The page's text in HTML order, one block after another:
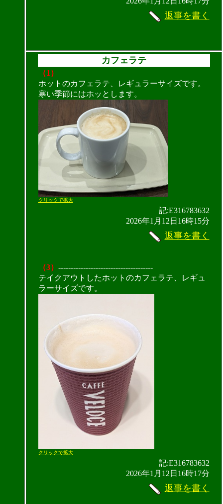
返事を書く
カフェラテ
（1）
ホットのカフェラテ、レギュラーサイズです。
寒い季節にはホッとします。
クリックで拡大
記:E316783632
2026年1月12日16時15分
返事を書く
（3） --------------------------------------
テイクアウトしたホットのカフェラテ、レギュ
ラーサイズです。
クリックで拡大
記:E316783632
2026年1月12日16時17分
返事を書く